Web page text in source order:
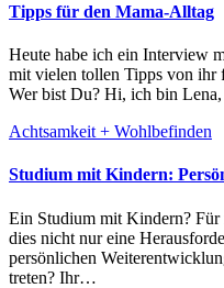
Tipps für den Mama-Alltag
Heute habe ich ein Interview mit der lieben Lena von Muttergeist
mit vielen tollen Tipps von ihr
Wer bist Du? Hi, ich bin
Achtsamkeit + Wohlbefinden
Studium mit Kindern:
Ein Studium mit Kindern? Für meine liebe Freundin Angelika ist
dies nicht nur eine
persönlichen
treten? Ihr…